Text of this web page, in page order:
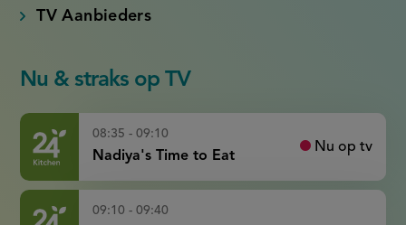
TV Aanbieders
Nu & straks op TV
08:35 - 09:10
Nadiya's Time to Eat
Nu op tv
09:10 - 09:40